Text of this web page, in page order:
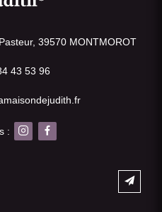
39570 MONTMOROT
43 53 96
: